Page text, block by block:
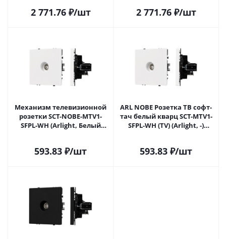
2 771.76₽/шт 2 771.76₽/шт
Механизм телевизионной
розетки SCT-NOBE-MTV1-
SFPL-WH (Arlight, Белый
593.83 ₽/шт
ARL NOBE Розетка ТВ софт-
тач белый кварц SCT-MTV1-
SFPL-WH (TV) (Arlight, -)
593.83 ₽/шт